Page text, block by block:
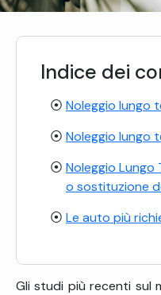
Indice dei
Noleggio lungo
Noleggio lungo
Noleggio Lungo
o sostituzione
Le auto più
Gli studi più recenti sul